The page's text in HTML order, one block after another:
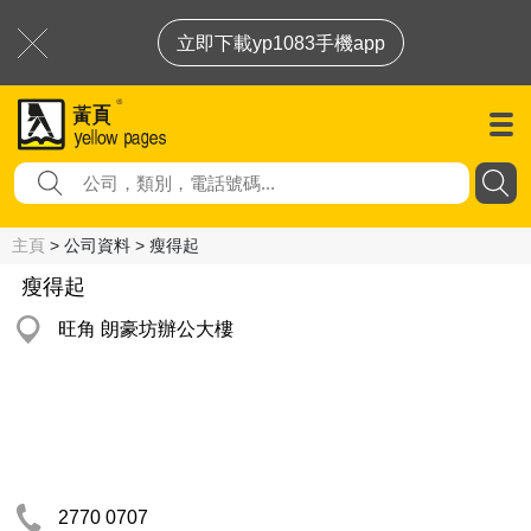
立即下載yp1083手機app
主頁 > 公司資料 > 瘦得起
瘦得起
旺角 朗豪坊辦公大樓
2770 0707